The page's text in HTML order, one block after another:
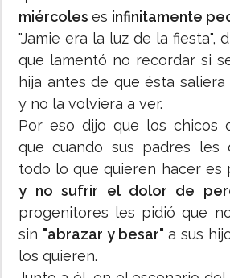
miércoles es infinitamente
"Jamie era la luz de la fiesta",
que lamentó no recordar si
hija antes de que ésta saliera
y no la volviera a ver.
Por eso dijo que los chicos
que cuando sus padres les
todo lo que quieren hacer es
y no sufrir el dolor de
progenitores les pidió que
sin "abrazar y besar"a sus
los quieren.